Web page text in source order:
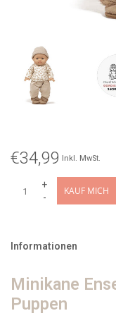
€34,99 Inkl. MwSt.
+
-
KAUF MICH
Informationen
Minikane
Puppen